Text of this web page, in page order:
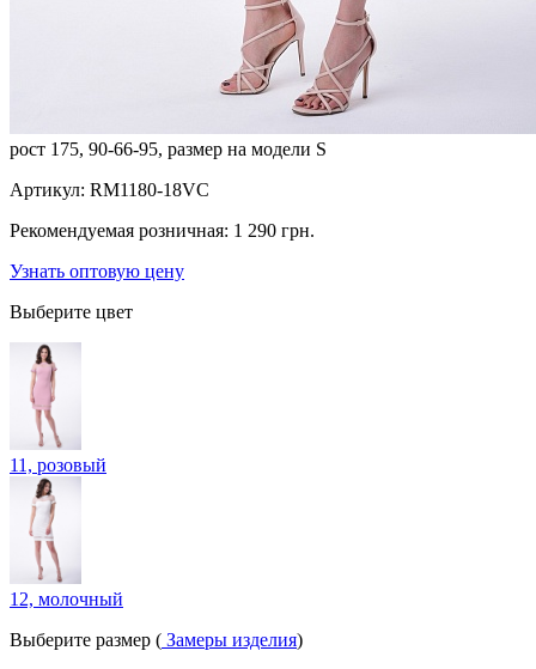
рост 175, 90-66-95, размер на модели S
Артикул: RM1180-18VC
Рекомендуемая розничная: 1 290 грн.
Узнать оптовую цену
Выберите цвет
11, розовый
12, молочный
Выберите размер ( Замеры изделия)